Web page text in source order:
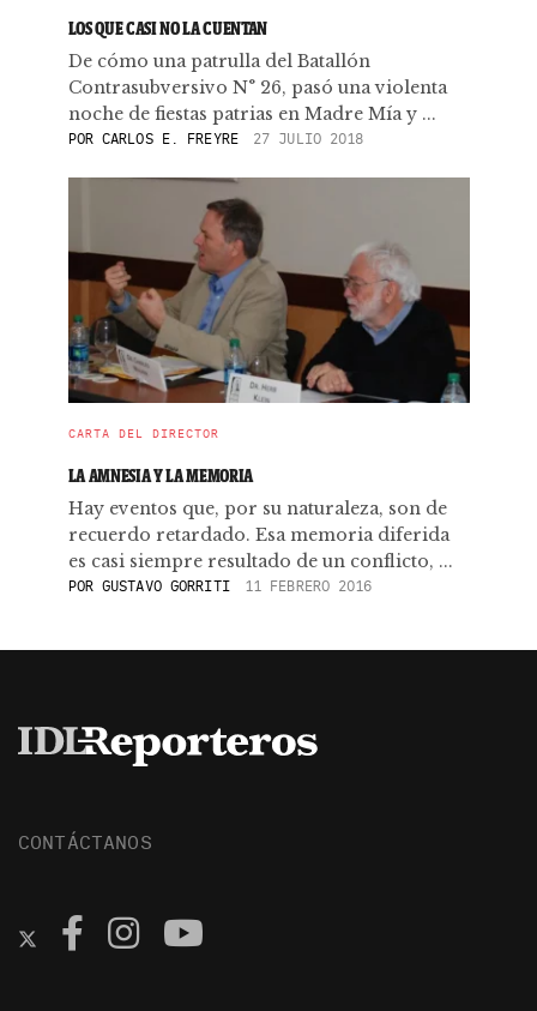
LOS QUE CASI NO LA CUENTAN
De cómo una patrulla del Batallón
Contrasubversivo N° 26, pasó una violenta
noche de fiestas patrias en Madre Mía y ...
PORCARLOS E. FREYRE 27 JULIO 2018
CARTA DEL DIRECTOR
LA AMNESIA Y LA MEMORIA
Hay eventos que, por su naturaleza, son de
recuerdo retardado. Esa memoria diferida
es casi siempre resultado de un conflicto, ...
POR GUSTAVO GORRITI 11 FEBRERO 2016
CONTÁCTANOS